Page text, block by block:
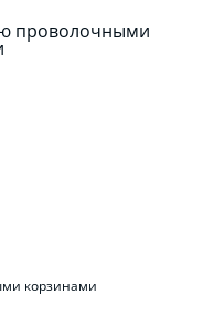
корзинами